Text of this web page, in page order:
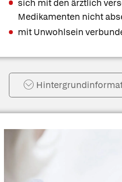
sich mit den ärztlich
Medikamenten nicht
mit Unwohlsein